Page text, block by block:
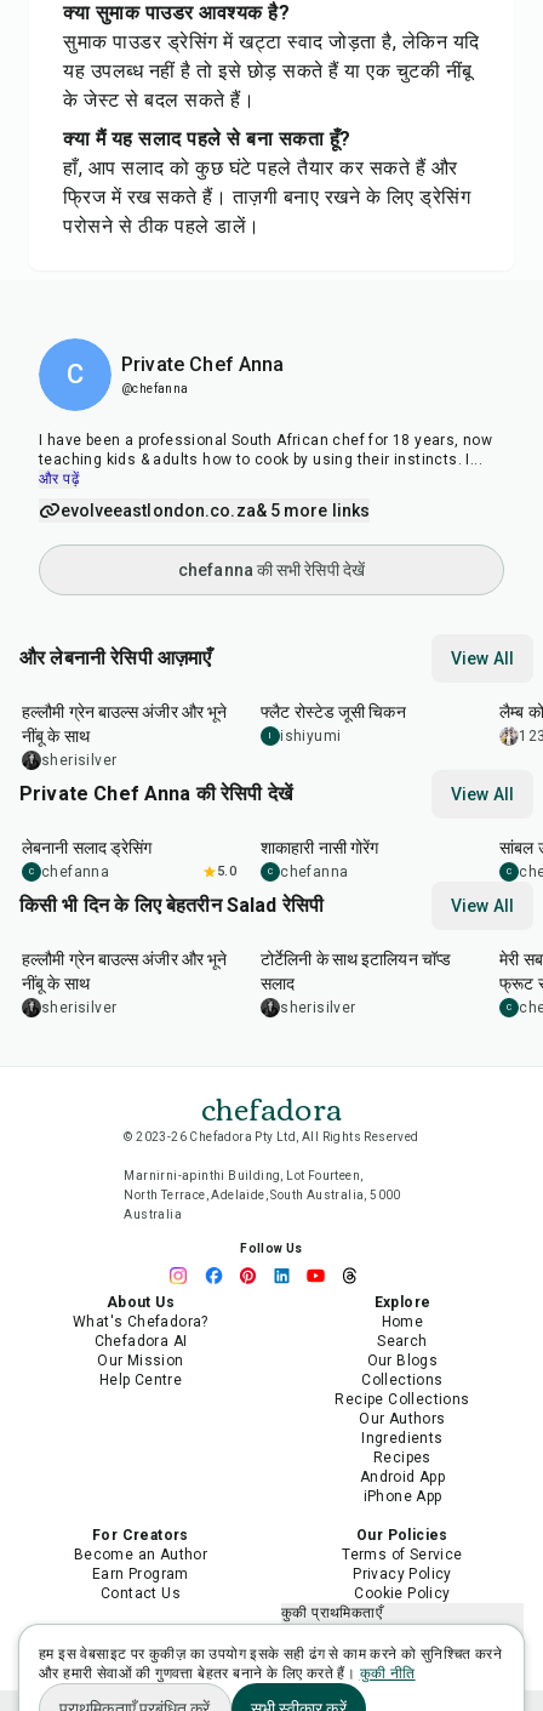
क्या सुमाक पाउडर आवश्यक है?
सुमाक पाउडर ड्रेसिंग में खट्टा स्वाद जोड़ता है, लेकिन यदि
यह उपलब्ध नहीं है तो इसे छोड़ सकते हैं या एक चुटकी नींबू
के जेस्ट से बदल सकते हैं।
क्या मैं यह सलाद पहले से बना सकता हूँ?
हाँ, आप सलाद को कुछ घंटे पहले तैयार कर सकते हैं और
फ्रिज में रख सकते हैं। ताज़गी बनाए रखने के लिए ड्रेसिंग
परोसने से ठीक पहले डालें।
C Private Chef Anna
@chefanna
I have been a professional South African chef for 18 years, now
teaching kids & adults how to cook by using their instincts. I ...
और पढ़ें
evolveeastlondon.co.za& 5 more links
chefanna की सभी रेसिपी देखें
और लेबनानी रेसिपी आज़माएँ View All
40
हल्लौमी ग्रेन बाउल्स अंजीर और भूने
नींबू के साथ
sherisilver
फ्लैट रोस्टेड जूसी चिकन
I ishiyumi
लैम्ब
Private Chef Anna की रेसिपी देखें View All
लेबनानी सलाद ड्रेसिंग
C chefanna 5.0
1
शाकाहारी नासी गोरेंग
C chefanna
सांबल
C
किसी भी दिन के लिए बेहतरीन Salad रेसिपी View All
40
हल्लौमी ग्रेन बाउल्स अंजीर और भूने
नींबू के साथ
sherisilver
25 min
टोर्टेलिनी के साथ इटालियन चॉप्ड
सलाद
sherisilver
मेरी
फ्रूट
C
chefadora
© 2023-26 Chefadora Pty Ltd, All Rights Reserved
Marnirni-apinthi Building, Lot Fourteen,
North Terrace, Adelaide, South Australia, 5000
Australia
Follow Us
About Us
What's Chefadora?
Chefadora AI
Our Mission
Help Centre
Explore
Home
Search
Our Blogs
Collections
Recipe Collections
Our Authors
Ingredients
Recipes
Android App
iPhone App
For Creators
Become an Author
Earn Program
Contact Us
Our Policies
Terms of Service
Privacy Policy
Cookie Policy
कुकी प्राथमिकताएँ
मेरी संवेदनशील निजी जानकारी का उपयोग
सीमित करें
हम इस वेबसाइट पर कुकीज़ का उपयोग इसके सही ढंग से काम करने को सुनिश्चित करने
और हमारी सेवाओं की गुणवत्ता बेहतर बनाने के लिए करते हैं। कुकी नीति